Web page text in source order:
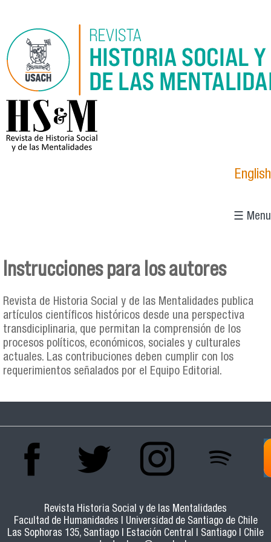
logo_hsm_2021.png
English
☰ Menu
Se encuentra usted aquí
Instrucciones para los autores
Revista de Historia Social y de las Mentalidades publica
artículos científicos históricos desde una perspectiva
transdiciplinaria, que permitan la comprensión de los
procesos políticos, económicos, sociales y culturales
actuales. Las contribuciones deben cumplir con los
requerimientos señalados por el Equipo Editorial.
Revista Historia Social y de las Mentalidades
Facultad de Humanidades | Universidad de Santiago de Chile
Las Sophoras 135, Santiago | Estación Central | Santiago | Chile